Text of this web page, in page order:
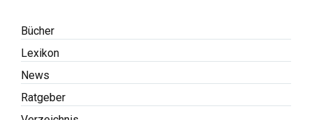
Bücher
Lexikon
News
Ratgeber